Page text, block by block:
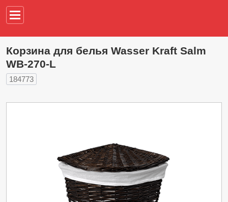
Корзина для белья Wasser Kraft Salm
WB-270-L
184773